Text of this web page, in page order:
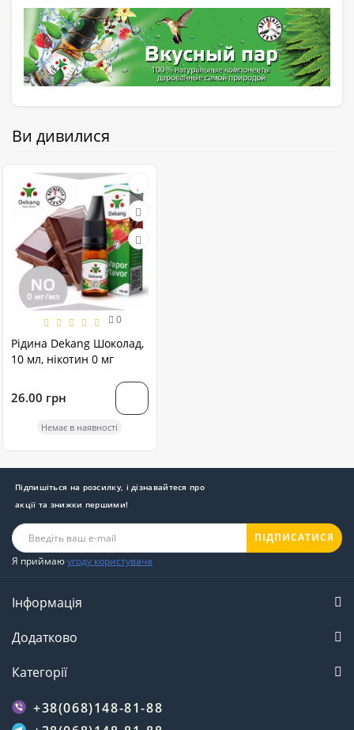
Ви дивилися
0
Рідина Dekang Шоколад,
10 мл, нікотин 0 мг
26.00 грн
Немає в наявності
Підпишіться на розсилку, і дізнавайтеся про
акції та знижки першими!
ПІДПИСАТИСЯ
Я приймаюугоду користувача
Інформація
Додатково
Категорії
+38(068)148-81-88